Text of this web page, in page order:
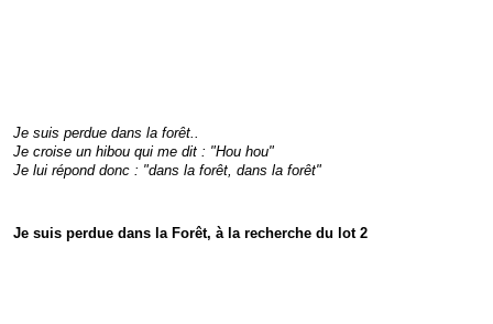
Je suis perdue dans la forêt..
Je croise un hibou qui me dit : "Hou hou"
Je lui répond donc : "dans la forêt, dans la forêt"
Je suis perdue dans la Forêt, à la recherche du lot 2